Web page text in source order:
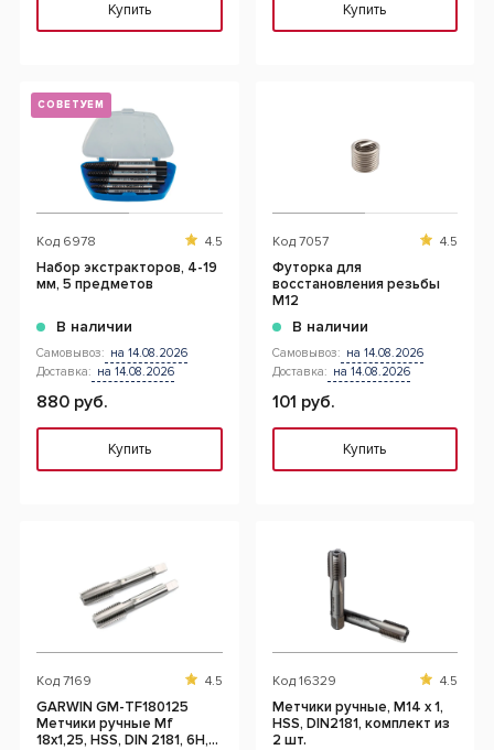
Купить Купить
СОВЕТУЕМ
Код 6978 4.5
Набор экстракторов, 4-19
мм, 5 предметов
В наличии
Самовывоз: на 14.08.2026
Доставка: на 14.08.2026
880 руб.
Купить
Код 7057 4.5
Футорка для
восстановления резьбы
М12
В наличии
Самовывоз: на 14.08.2026
Доставка: на 14.08.2026
101 руб.
Купить
Код 7169 4.5
GARWIN GM-TF180125
Метчики ручные Mf
18х1,25, HSS, DIN 2181, 6H,
Код 16329 4.5
Метчики ручные, М14 x 1,
HSS, DIN2181, комплект из
2 шт.